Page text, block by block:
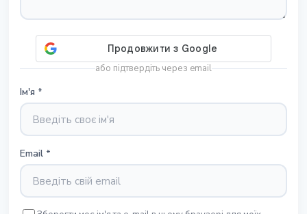
або підтвердіть через email
Ім'я *
Email *